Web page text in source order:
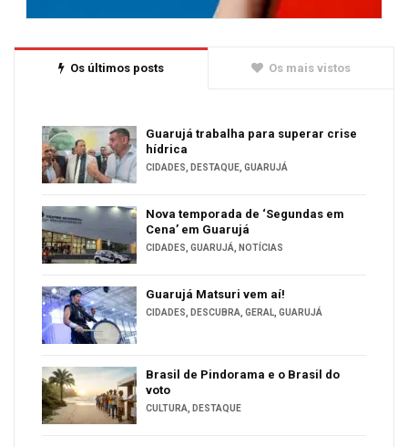
Os últimos posts Os mais vistos
Guarujá trabalha para superar crise
hídrica
CIDADES, DESTAQUE, GUARUJÁ
Nova temporada de ‘Segundas em
Cena’ em Guarujá
CIDADES, GUARUJÁ, NOTÍCIAS
Guarujá Matsuri vem aí!
CIDADES, DESCUBRA, GERAL, GUARUJÁ
Brasil de Pindorama e o Brasil do
voto
CULTURA, DESTAQUE